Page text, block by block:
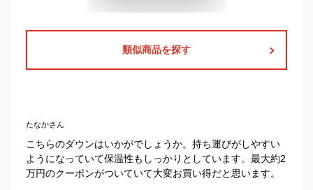
類似商品を探す
たなかさん
こちらのダウンはいかがでしょうか。持ち運びがしやすい
ようになっていて保温性もしっかりとしています。最大約2
万円のクーポンがついていて大変お買い得だと思います。